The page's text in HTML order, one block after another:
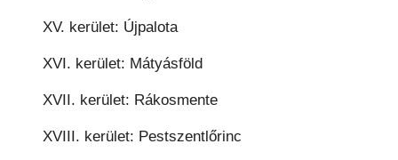
XV. kerület: Újpalota
XVI. kerület: Mátyásföld
XVII. kerület: Rákosmente
XVIII. kerület: Pestszentlőrinc